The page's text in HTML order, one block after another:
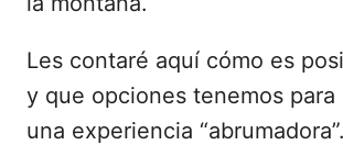
Les contaré aquí cómo es
y que opciones tenemos para
una experiencia “abrumadora”.